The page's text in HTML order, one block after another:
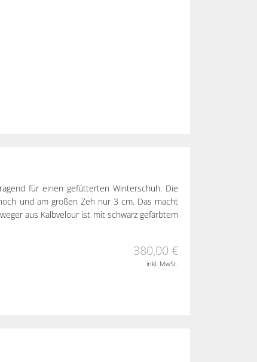
für einen gefütterten Winterschuh. Die
und am großen Zeh nur 3 cm. Das macht
aus Kalbvelour ist mit schwarz gefärbtem
380,00 €
inkl. MwSt.